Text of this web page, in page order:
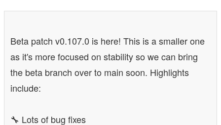
Beta patch v0.107.0 is here! This is a smaller one
as it's more focused on stability so we can bring
the beta branch over to main soon. Highlights
include:
🔧 Lots of bug fixes